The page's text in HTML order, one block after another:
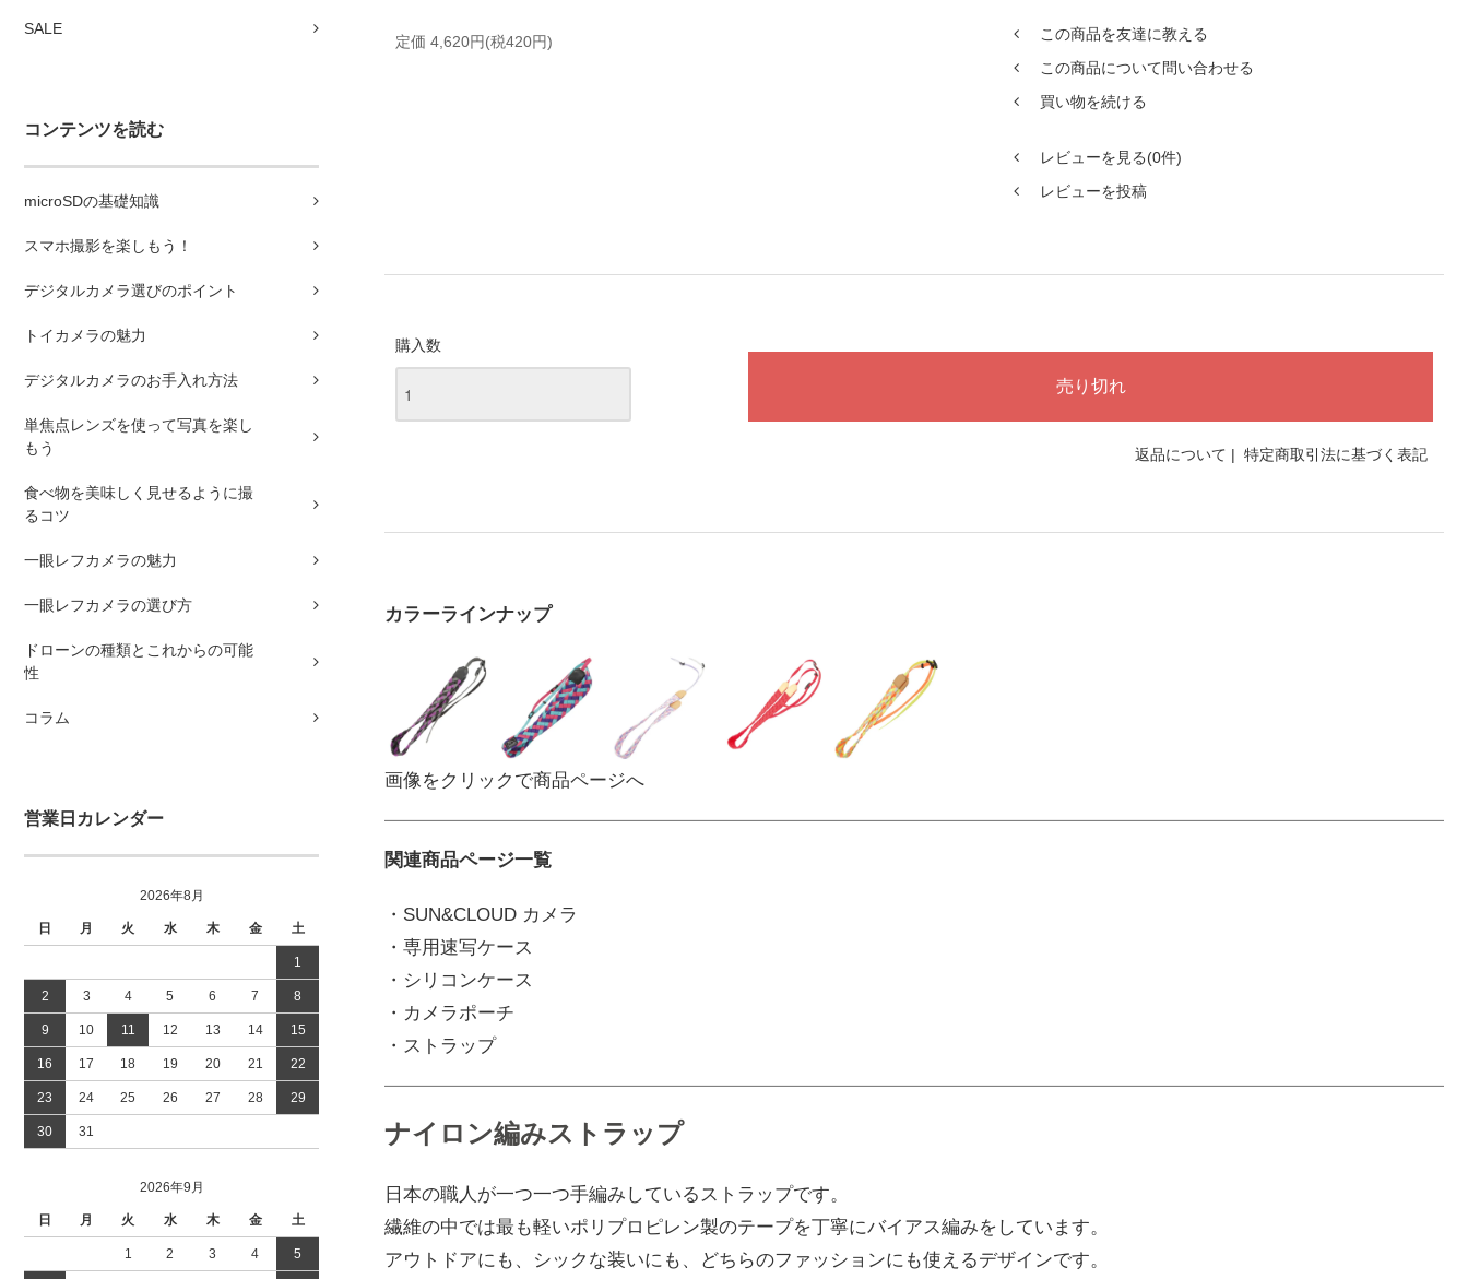
SALE
コンテンツを読む
microSDの基礎知識
スマホ撮影を楽しもう！
デジタルカメラ選びのポイント
トイカメラの魅力
デジタルカメラのお手入れ方法
単焦点レンズを使って写真を楽し
もう
食べ物を美味しく見せるように撮
るコツ
一眼レフカメラの魅力
一眼レフカメラの選び方
ドローンの種類とこれからの可能
性
コラム
営業日カレンダー
2026年8月
日 月 火 水 木 金 土
1
2 3 4 5 6 7 8
9 10 11 12 13 14 15
16 17 18 19 20 21 22
23 24 25 26 27 28 29
30 31
2026年9月
日 月 火 水 木 金 土
1 2 3 4 5
定価 4,620円(税420円)
この商品を友達に教える
この商品について問い合わせる
買い物を続ける
レビューを見る(0件)
レビューを投稿
購入数
返品について | 特定商取引法に基づく表記
カラーラインナップ
画像をクリックで商品ページへ
関連商品ページ一覧
・ SUN&CLOUD カメラ
・ 専用速写ケース
・ シリコンケース
・ カメラポーチ
・ ストラップ
ナイロン編みストラップ
日本の職人が一つ一つ手編みしているストラップです。
繊維の中では最も軽いポリプロピレン製のテープを丁寧にバイアス編みをしています。
アウトドアにも、シックな装いにも、どちらのファッションにも使えるデザインです。